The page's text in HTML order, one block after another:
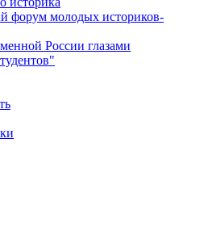
форум молодых историков-
России глазами